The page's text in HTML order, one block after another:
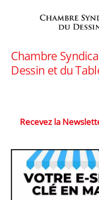
Chambre
Dessin et du
Recevez la